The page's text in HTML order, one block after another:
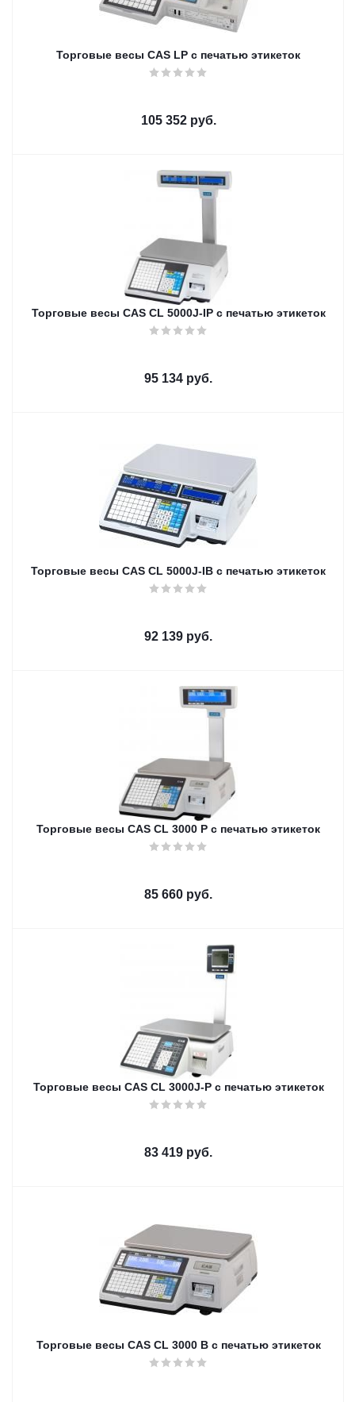
Торговые весы CAS LP с печатью этикеток
105 352руб.
Торговые весы CAS CL 5000J-IP с печатью этикеток
95 134 руб.
Торговые весы CAS CL 5000J-IB с печатью этикеток
92 139 руб.
Торговые весы CAS CL 3000 P с печатью этикеток
85 660 руб.
Торговые весы CAS CL 3000J-P с печатью этикеток
83 419 руб.
Торговые весы CAS CL 3000 B с печатью этикеток